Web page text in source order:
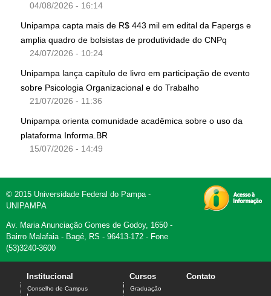
04/08/2026 - 16:14
Unipampa capta mais de R$ 443 mil em edital da Fapergs e
amplia quadro de bolsistas de produtividade do CNPq
24/07/2026 - 10:24
Unipampa lança capítulo de livro em participação de evento
sobre Psicologia Organizacional e do Trabalho
21/07/2026 - 11:36
Unipampa orienta comunidade acadêmica sobre o uso da
plataforma Informa.BR
15/07/2026 - 14:49
© 2015 Universidade Federal do Pampa -
UNIPAMPA
Av. Maria Anunciação Gomes de Godoy, 1650 -
Bairro Malafaia - Bagé, RS - 96413-172 - Fone
(53)3240-3600
Institucional
Conselho de Campus
Cursos
Graduação
Contato